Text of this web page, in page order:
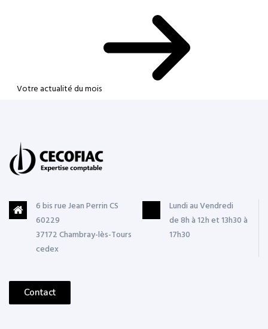
Votre actualité du mois
6 bis rue Jean Perrin CS
60229
37172 Chambray-lès-Tours
cedex
Lundi au Vendredi
de 8h à 12h et 13h30 à
17h30
Contact